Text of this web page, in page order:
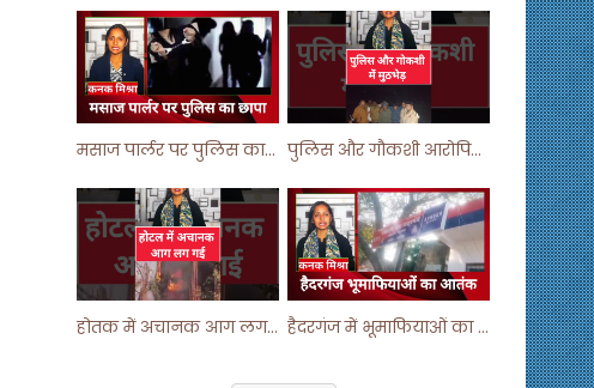
मसाज पार्लर पर पुलिस का छापा ! #viralvideo #trending #parlour पुलिस और गौकशी आरोपियों में मुठभेड़ ! #shortvideo #shorts #shortsfeed
होतक में अचानक आग लगने से मचा हड़कंप ! #shortsfeed #shorts #viralshorts हैदरगंज में भूमाफियाओं का आतंक ! #upnews #viral #viralvideo